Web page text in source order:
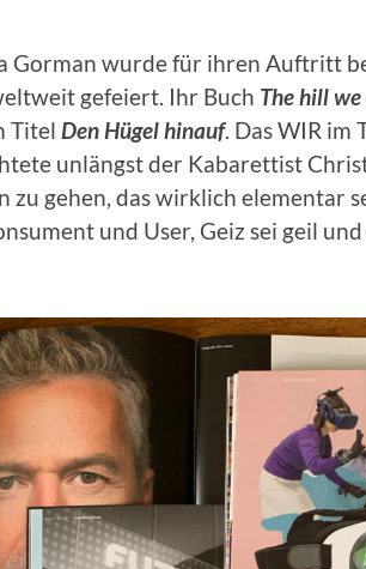
Gorman wurde für ihren Auftritt
gefeiert. Ihr Buch The hill
Titel Den Hügel hinauf. Das WIR im
unlängst der Kabarettist
zu gehen, das wirklich elementar
und User, Geiz sei geil